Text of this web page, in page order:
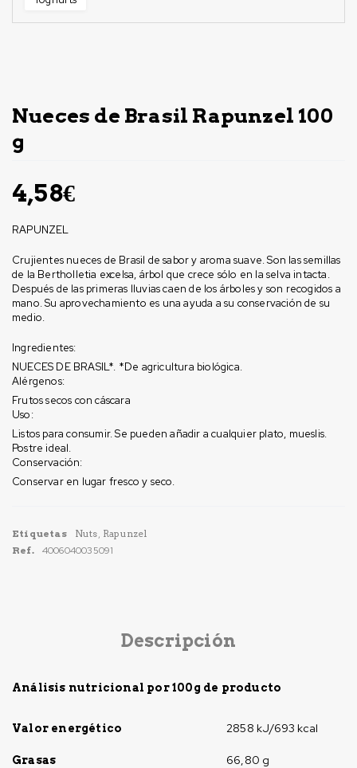
Nueces de Brasil Rapunzel 100
g
RAPUNZEL
Crujientes nueces de Brasil de sabor y aroma suave. Son las semillas
de la Bertholletia excelsa, árbol que crece sólo en la selva intacta.
Después de las primeras lluvias caen de los árboles y son recogidos a
mano. Su aprovechamiento es una ayuda a su conservación de su
medio.
Ingredientes:
NUECES DE BRASIL*. *De agricultura biológica.
Alérgenos:
Frutos secos con cáscara
Uso:
Listos para consumir. Se pueden añadir a cualquier plato, mueslis.
Postre ideal.
Conservación:
Conservar en lugar fresco y seco.
4,58€
Etiquetas Nuts, Rapunzel
Ref.
4006040035091
Descripción
Análisis nutricional por 100g de producto
Valor energético 2858 kJ/693 kcal
Grasas 66,80 g